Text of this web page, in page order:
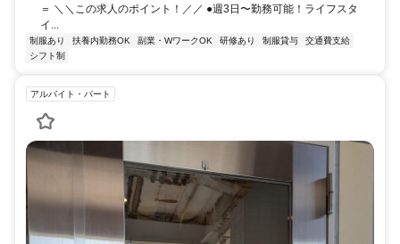
＝ ＼＼この求人のポイント！／／ ●週3日〜勤務可能！ライフスタ
イ...
制服あり 扶養内勤務OK 副業・WワークOK 研修あり 制服貸与
交通費支給
シフト制
アルバイト・パート